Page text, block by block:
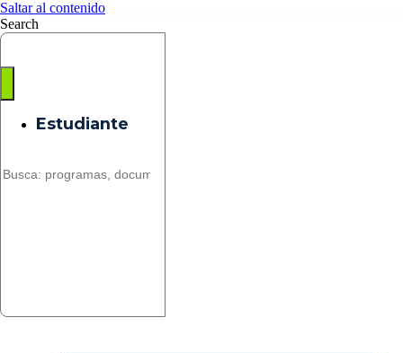
Saltar al contenido
Search
Estudiante